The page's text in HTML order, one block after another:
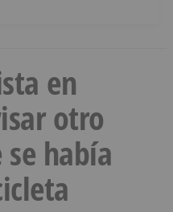
en
otro
había